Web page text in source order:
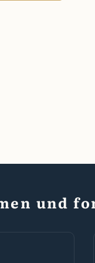
und